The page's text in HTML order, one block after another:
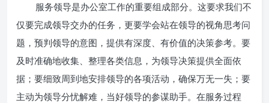
服务领导是办公室工作的重要组成部分。这要求我们不
仅要完成领导交办的任务，更要学会站在领导的视角思考问
题，预判领导的意图，提供有深度、有价值的决策参考。要
及时准确地收集、整理各类信息，为领导决策提供全面依
据；要细致周到地安排领导的各项活动，确保万无一失；要
主动为领导分忧解难，当好领导的参谋助手。在服务过程